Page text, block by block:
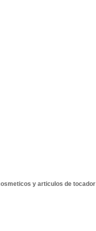
y articulos de tocador